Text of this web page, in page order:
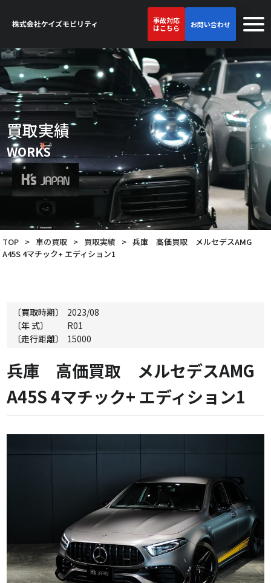
事故対応
はこちら
お問い合わせ
買取実績
WORKS
TOP > 車の買取 > 買取実績 > 兵庫 高価買取 メルセデスAMG
A45S 4マチック+ エディション1
〔買取時期〕
2023/08
〔年 式〕
R01
〔走行距離〕
15000
兵庫 高価買取 メルセデスAMG
A45S 4マチック+ エディション1